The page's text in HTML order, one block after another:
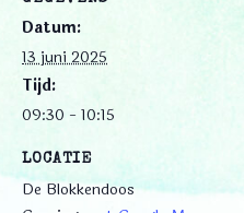
Datum:
13 juni 2025
Tijd:
09:30 - 10:15
LOCATIE
De Blokkendoos